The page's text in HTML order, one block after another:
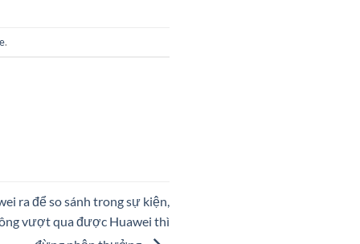
.
ra để so sánh trong sự kiện,
vượt qua được Huawei thì